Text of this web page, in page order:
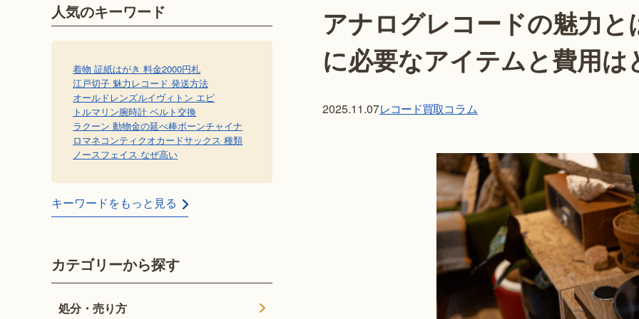
アナログレコードの魅力
に必要なアイテムと費用
2025.11.07レコード買取コラム
人気のキーワード
着物 証紙はがき 料金2000円札
江戸切子 魅力 レコード 発送方法
オールドレンズルイヴィトン エピ
トルマリン腕時計 ベルト交換
ラクーン 動物金の延べ棒ボーンチャイナ
ロマネコンティクオカードサックス 種類
ノースフェイス なぜ高い
キーワードをもっと見る
カテゴリーから探す
処分・売り方